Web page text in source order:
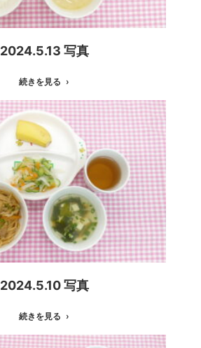
2024.5.13 写真
続きを見る
2024.5.10 写真
続きを見る